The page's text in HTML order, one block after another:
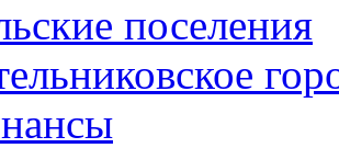
поселения